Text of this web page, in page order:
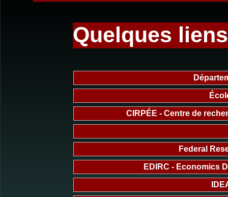
Quelques
CIRPÉE - Centre de
Federal
EDIRC - Economics